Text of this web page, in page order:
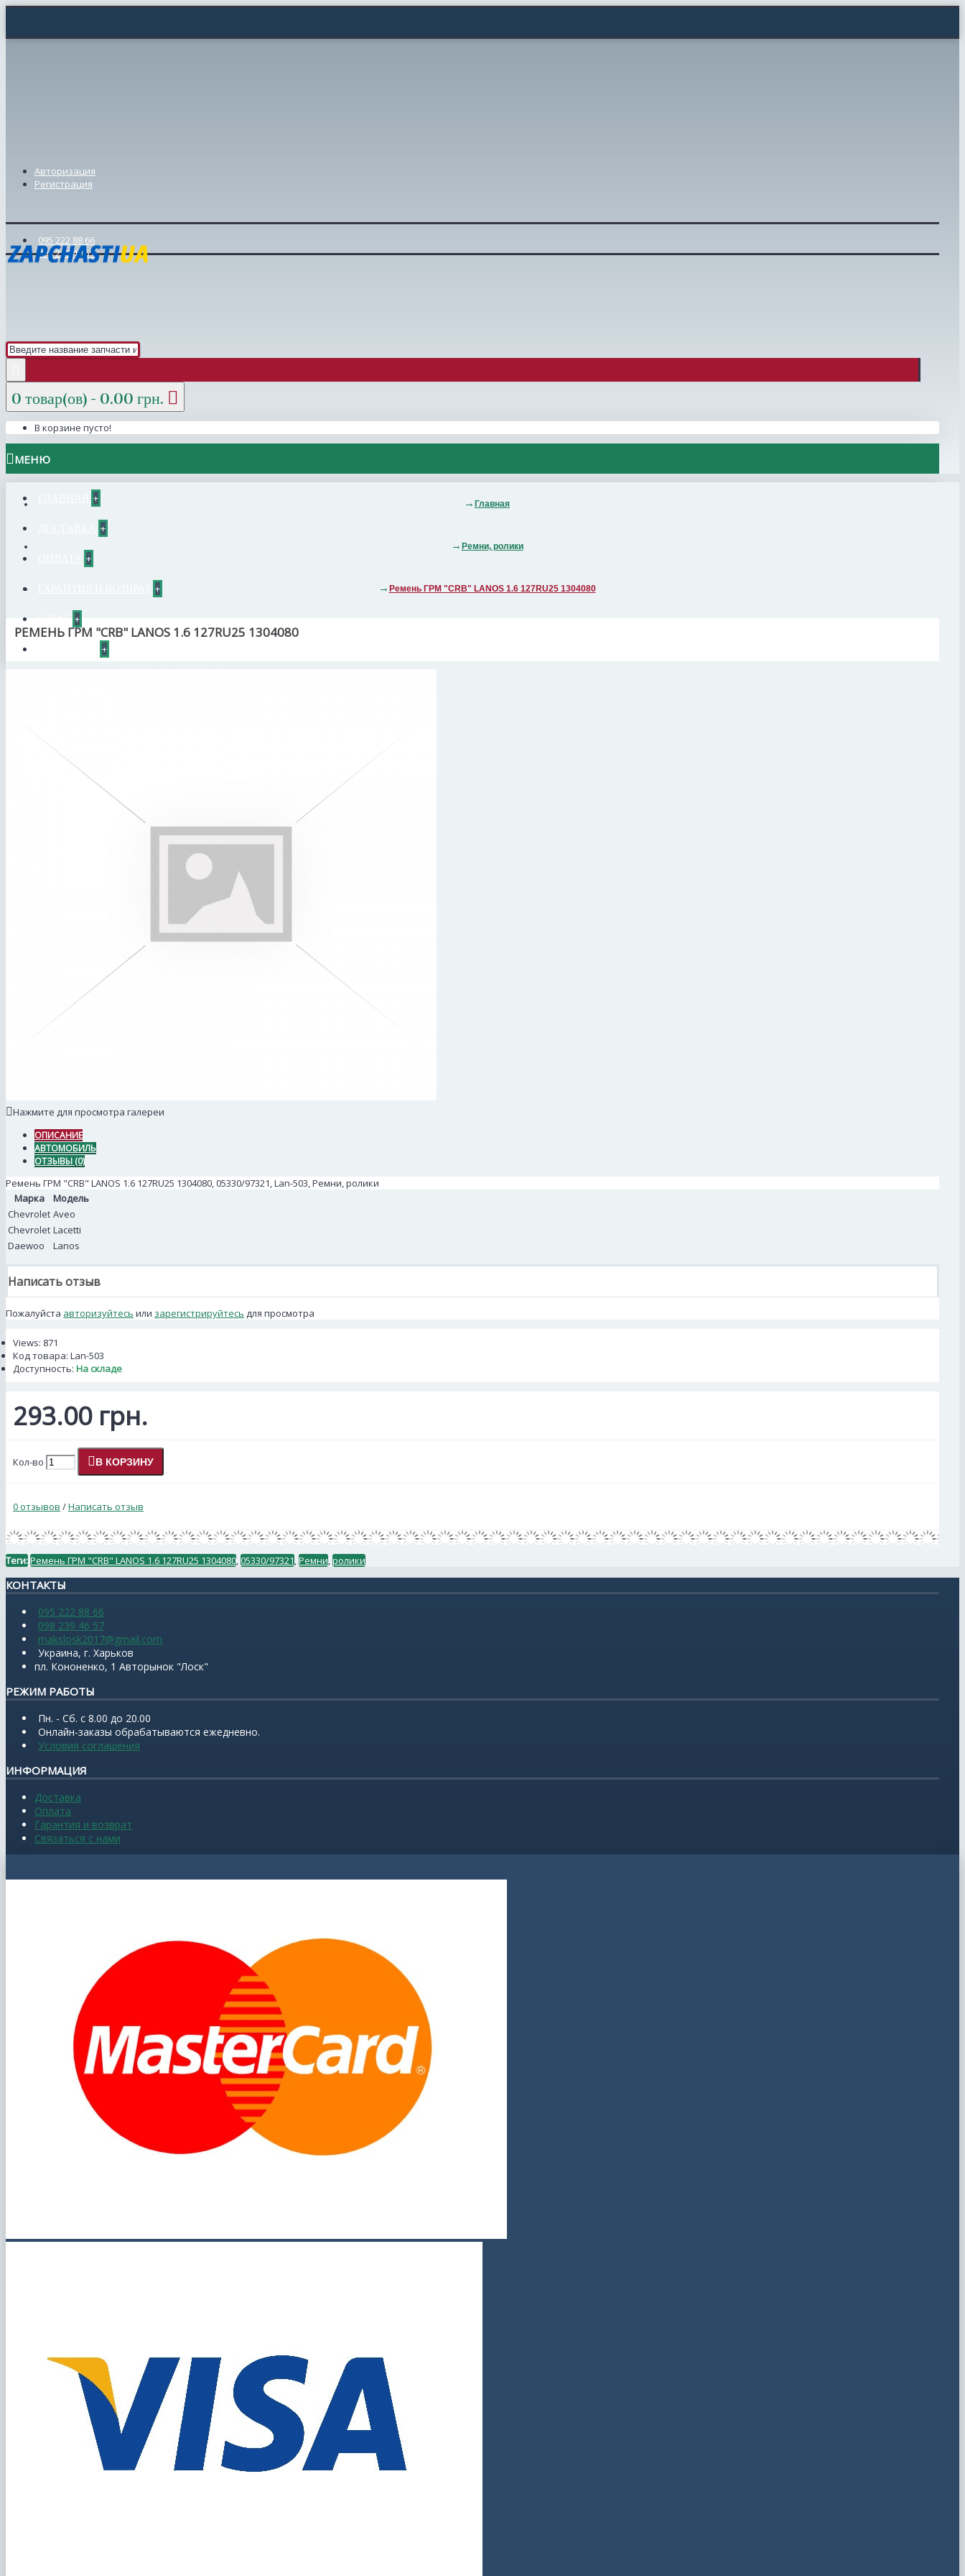
Авторизация
Регистрация
095 222 88 66
098 239 46 57
0 товар(ов) - 0.00 грн.
В корзине пусто!
МЕНЮ
+
+
+
+
+
+
Главная
Ремни, ролики
Ремень ГРМ "CRB" LANOS 1.6 127RU25 1304080
РЕМЕНЬ ГРМ "CRB" LANOS 1.6 127RU25 1304080
Нажмите для просмотра галереи
ОПИСАНИЕ
АВТОМОБИЛЬ
ОТЗЫВЫ (0)
Ремень ГРМ "CRB" LANOS 1.6 127RU25 1304080, 05330/97321, Lan-503, Ремни, ролики
Марка
Модель
Chevrolet Aveo
Chevrolet Lacetti
Daewoo
Lanos
Написать отзыв
Пожалуйста авторизуйтесь или зарегистрируйтесь для просмотра
Views: 871
Код товара: Lan-503
Доступность: На складе
293.00 грн.
Кол-во В КОРЗИНУ
0 отзывов /Написать отзыв
Теги:Ремень ГРМ "CRB" LANOS 1.6 127RU25 1304080,05330/97321,Ремни,ролики
КОНТАКТЫ
095 222 88 66
098 239 46 57
makslosk2017@gmail.com
Украина, г. Харьков
пл. Кононенко, 1 Авторынок "Лоск"
РЕЖИМ РАБОТЫ
Пн. - Сб. с 8.00 до 20.00
Онлайн-заказы обрабатываются ежедневно.
Условия соглашения
ИНФОРМАЦИЯ
Доставка
Оплата
Гарантия и возврат
Связаться с нами